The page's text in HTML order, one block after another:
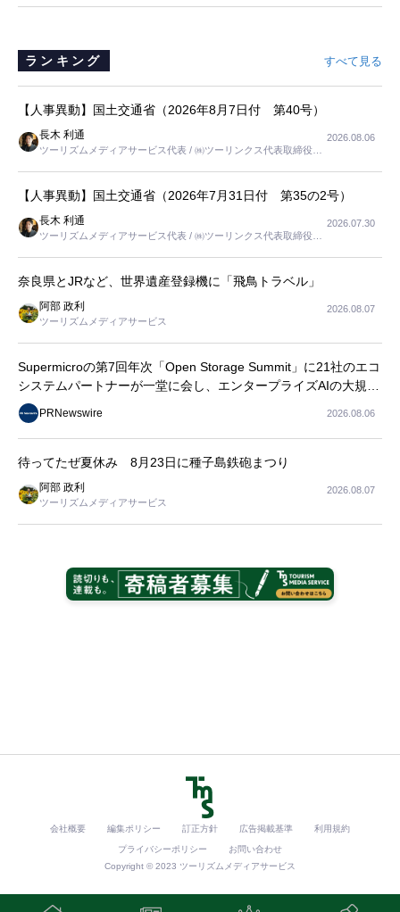
ランキング すべて見る
【人事異動】国土交通省（2026年8月7日付 第40号）
長木 利通
ツーリズムメディアサービス代表 / ㈱ツーリンクス代表取締役社
2026.08.06
【人事異動】国土交通省（2026年7月31日付 第35の2号）
長木 利通
ツーリズムメディアサービス代表 / ㈱ツーリンクス代表取締役社
2026.07.30
奈良県とJRなど、世界遺産登録機に「飛鳥トラベル」
阿部 政利
ツーリズムメディアサービス
2026.08.07
Supermicroの第7回年次「Open Storage Summit」に21社のエコ
システムパートナーが一堂に会し、エンタープライズAIの大規模
導入に関する実践的なガイダンスを共有
PRNewswire 2026.08.06
待ってたぜ夏休み 8月23日に種子島鉄砲まつり
阿部 政利
ツーリズムメディアサービス
2026.08.07
会社概要 編集ポリシー 訂正方針 広告掲載基準 利用規約
プライバシーポリシー
お問い合わせ
Copyright © 2023 ツーリズムメディアサービス